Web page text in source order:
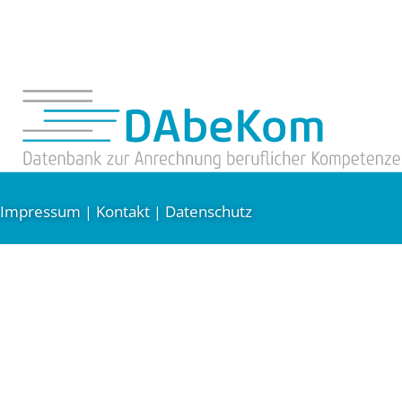
Impressum | Kontakt | Datenschutz